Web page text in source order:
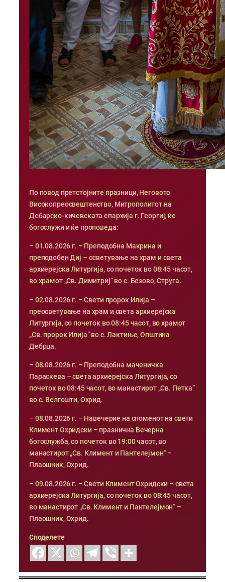
По повод претстојните празници, Неговото
Високопреосвештенство, Митрополитот на
Дебарско-кичевската епархија г. Георгиј, ќе
богослужи и ќе проповеда:
– 01.08.2026 г. – Преподобна Макрина и
преподобен Диј – осветување на храм и света
архиерејска Литургија, со почеток во 08:45 часот,
во храмот „Св. Димитриј“ во с. Безово, Струга.
– 02.08.2026 г. – Свети пророк Илија –
преосветување на храм и света архиерејска
Литургија, со почеток во 08:45 часот, во храмот
„Св. пророк Илија“ во с. Лактиње, Општина
Дебрца.
– 08.08.2026 г. – Преподобна маченичка
Параскева – света архиерејска Литургија, со
почеток во 08:45 часот, во манастирот „Св. Петка“
во с. Велгошти, Охрид.
– 08.08.2026 г. – Навечерие на споменот на свети
Климент Охридски – празнична Вечерна
богослужба, со почеток во 19:00 часот, во
манастирот „Св. Климент и Пантелејмон“ –
Плаошник, Охрид.
– 09.08.2026 г. – Свети Климент Охридски – света
архиерејска Литургија, со почеток во 08:45 часот,
во манастирот „Св. Климент и Пантелејмон“ –
Плаошник, Охрид.
Споделете